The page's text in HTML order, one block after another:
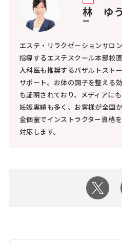
林 ゆ
ー
エステ・リラクゼーションサロ
指導するエステスクール本部校
人科医も推奨するバザルトスト
サポート。お体の調子を整える
も証明されており、メディアに
妊娠実績も多く、お客様が全国
全個室でインストラクター資格
対応します。